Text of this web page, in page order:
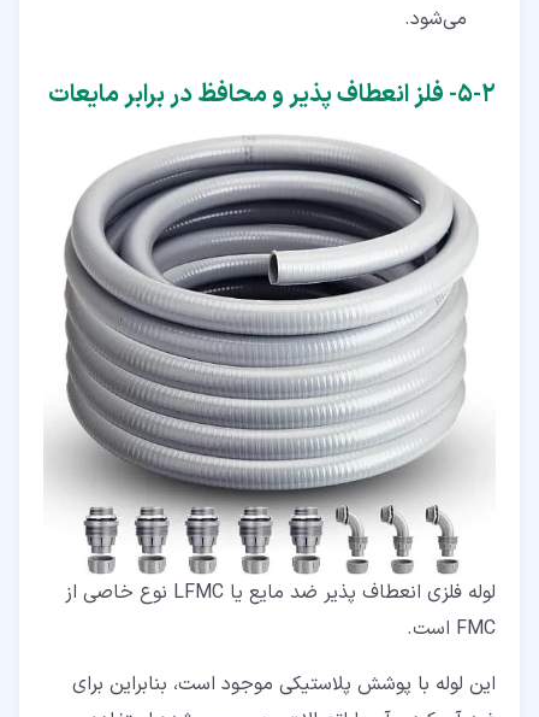
می‌شود.
۲‏-‏۵‏- فلز انعطاف پذیر و محافظ در برابر مایعات
لوله فلزی انعطاف پذیر ضد مایع یا LFMC نوع خاصی از
FMC است.
این لوله با پوشش پلاستیکی موجود است، بنابراین برای